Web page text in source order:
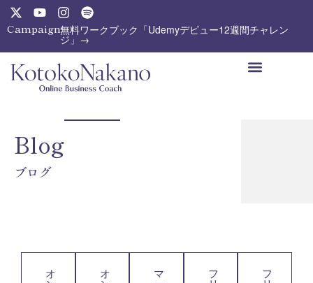
容
X
-
t
t
t
Y
o
u
b
e
I
n
s
t
g
r
a
S
p
o
t
f
y
Campaign:無料ワークブック「Udemyデビュー12週間チャレン
ジ」→
Blog
ブログ
オ
オ
マ
フ
フ